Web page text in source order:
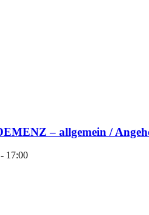
– allgemein /
- 17:00